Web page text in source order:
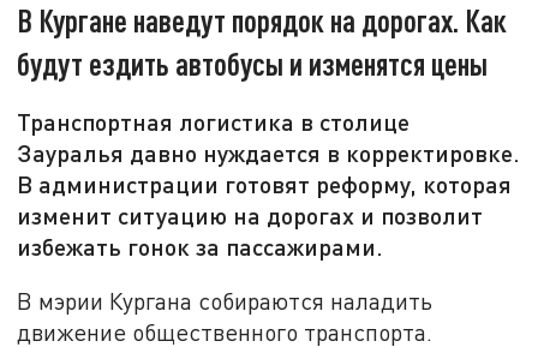
В Кургане наведут порядок на дорогах. Как
будут ездить автобусы и изменятся цены
Транспортная логистика в столице
Зауралья давно нуждается в корректировке.
В администрации готовят реформу, которая
изменит ситуацию на дорогах и позволит
избежать гонок за пассажирами.
В мэрии Кургана собираются наладить
движение общественного транспорта.